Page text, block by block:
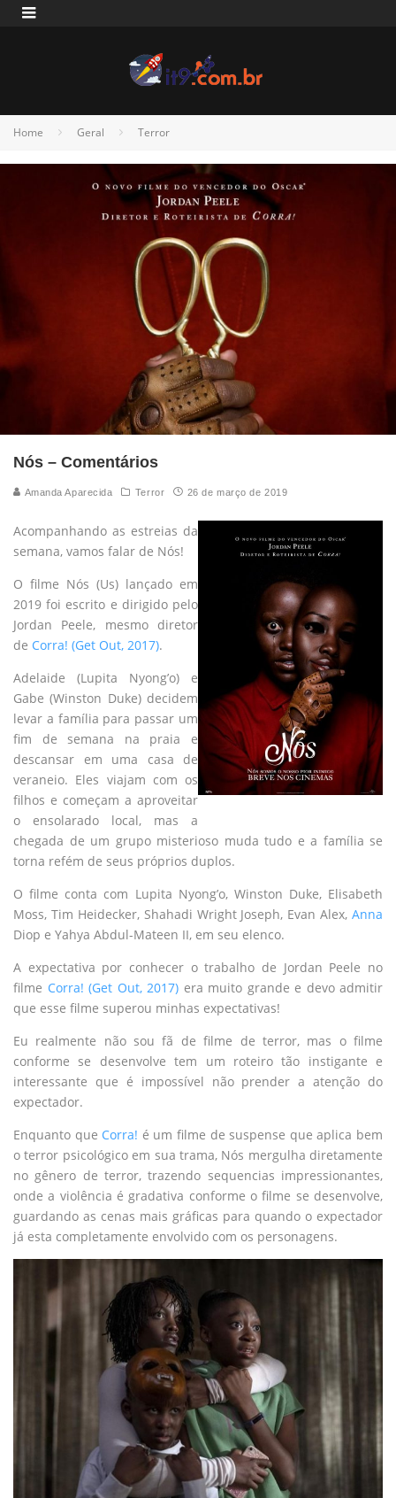
Home Geral Terror
Nós – Comentários
Amanda Aparecida Terror 26 de março de 2019
Acompanhando as estreias da
semana, vamos falar de Nós!
O filme Nós (Us) lançado em
2019 foi escrito e dirigido pelo
Jordan Peele, mesmo diretor
de Corra! (Get Out, 2017).
Adelaide (Lupita Nyong’o) e
Gabe (Winston Duke) decidem
levar a família para passar um
fim de semana na praia e
descansar em uma casa de
veraneio. Eles viajam com os
filhos e começam a aproveitar
o ensolarado local, mas a
chegada de um grupo misterioso muda tudo e a família se
torna refém de seus próprios duplos.
O filme conta com Lupita Nyong’o, Winston Duke, Elisabeth
Moss, Tim Heidecker, Shahadi Wright Joseph, Evan Alex, Anna
Diop e Yahya Abdul-Mateen II, em seu elenco.
A expectativa por conhecer o trabalho de Jordan Peele no
filme Corra! (Get Out, 2017) era muito grande e devo admitir
que esse filme superou minhas expectativas!
Eu realmente não sou fã de filme de terror, mas o filme
conforme se desenvolve tem um roteiro tão instigante e
interessante que é impossível não prender a atenção do
expectador.
Enquanto que Corra! é um filme de suspense que aplica bem
o terror psicológico em sua trama, Nós mergulha diretamente
no gênero de terror, trazendo sequencias impressionantes,
onde a violência é gradativa conforme o filme se desenvolve,
guardando as cenas mais gráficas para quando o expectador
já esta completamente envolvido com os personagens.